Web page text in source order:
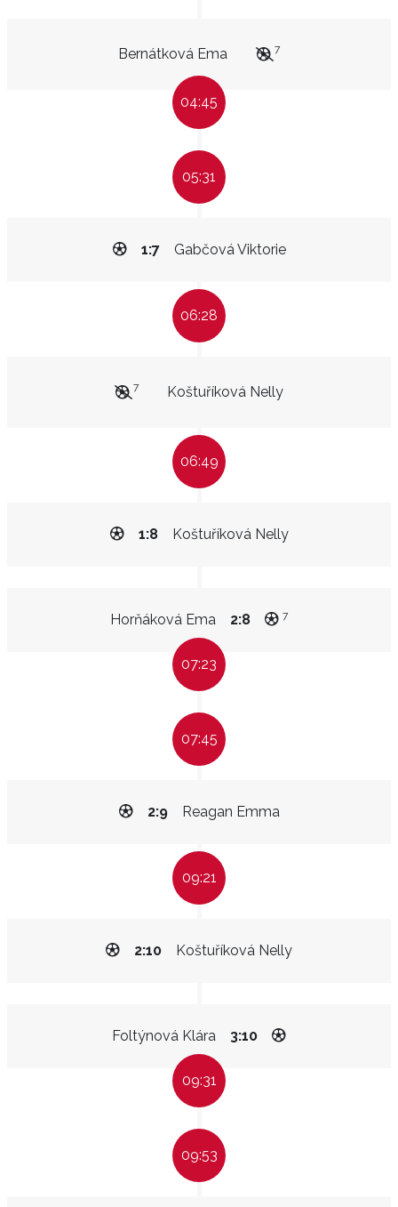
Bernátková Ema 7
04:45
05:31
Gabčová Viktorie
1:7
06:28
Koštuříková Nelly
7
06:49
Koštuříková Nelly
1:8
Horňáková Ema 2:8 7
07:23
07:45
Reagan Emma
2:9
09:21
Koštuříková Nelly
2:10
Foltýnová Klára 3:10
09:31
09:53